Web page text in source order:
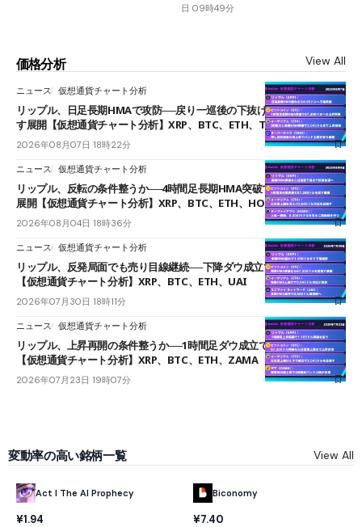
日 09時49分
価格分析 View All
ニュース 仮想通貨チャート分析
リップル、日足長期HMAで攻防──戻り一巡後の下抜けで0.95ドルを試
す展開【仮想通貨チャート分析】XRP、BTC、ETH、TAKE
2026年08月07日 18時22分
ニュース 仮想通貨チャート分析
リップル、反転の条件整うか──4時間足長期HMA突破で雲下端を目指す
展開【仮想通貨チャート分析】XRP、BTC、ETH、HOME
2026年08月04日 18時36分
ニュース 仮想通貨チャート分析
リップル、反発局面でも売り目線継続──下降ダウ成立で下値追う展開
【仮想通貨チャート分析】XRP、BTC、ETH、UAI
2026年07月30日 18時11分
ニュース 仮想通貨チャート分析
リップル、上昇再開の条件整うか──1時間足ダウ成立で1.185ドルを狙う
【仮想通貨チャート分析】XRP、BTC、ETH、ZAMA
2026年07月23日 19時07分
変動率の高い銘柄一覧 View All
Act I The AI Prophecy
¥1.94
Biconomy
¥7.40